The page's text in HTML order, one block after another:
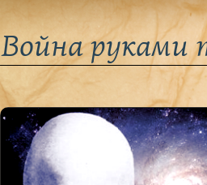
Война руками